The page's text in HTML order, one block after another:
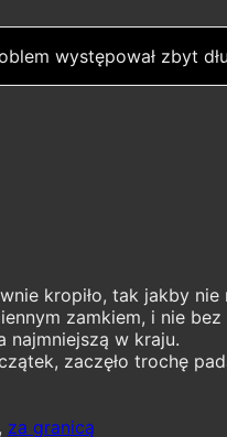
występował zbyt
kropiło, tak jakby
zamkiem, i nie
najmniejszą w kraju.
zaczęło trochę
, za granicą